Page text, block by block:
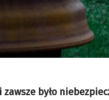
zawsze było